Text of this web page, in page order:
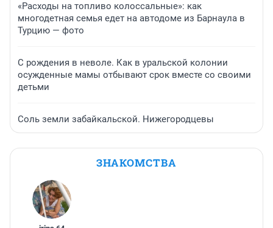
«Расходы на топливо колоссальные»: как
многодетная семья едет на автодоме из Барнаула в
Турцию — фото
С рождения в неволе. Как в уральской колонии
осужденные мамы отбывают срок вместе со своими
детьми
Соль земли забайкальской. Нижегородцевы
ЗНАКОМСТВА